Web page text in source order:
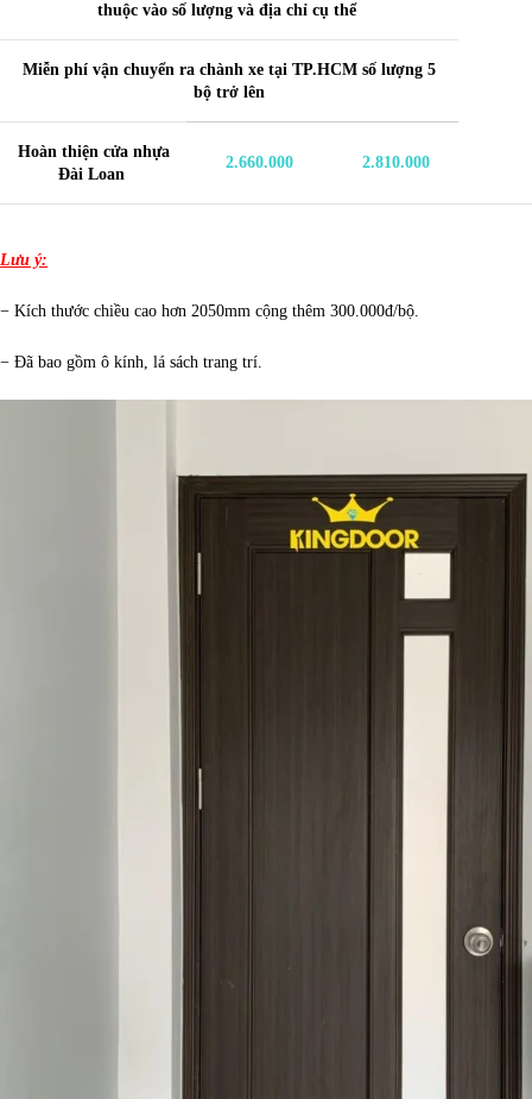
thuộc vào số lượng và địa chỉ cụ thể
Miễn phí vận chuyển ra chành xe tại TP.HCM số lượng 5
bộ trở lên
Hoàn thiện cửa nhựa
Đài Loan
2.660.000 2.810.000
Lưu ý:
− Kích thước chiều cao hơn 2050mm cộng thêm 300.000đ/bộ.
− Đã bao gồm ô kính, lá sách trang trí.